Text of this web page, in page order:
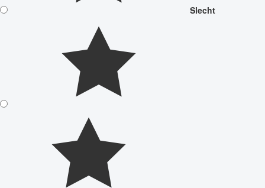
Slecht